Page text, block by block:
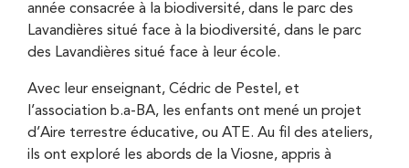
année consacrée à la biodiversité, dans le parc des
Lavandières situé face à la biodiversité, dans le parc
des Lavandières situé face à leur école.
Avec leur enseignant, Cédric de Pestel, et
l’association b.a-BA, les enfants ont mené un projet
d’Aire terrestre éducative, ou ATE. Au fil des ateliers,
ils ont exploré les abords de la Viosne, appris à